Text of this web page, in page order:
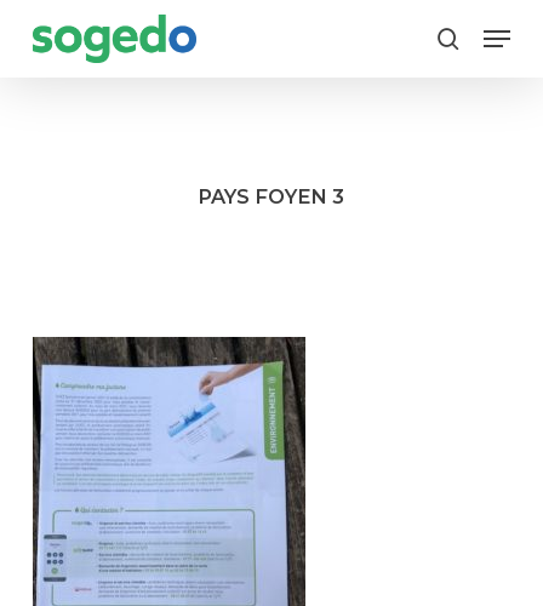
search
Menu
PAYS FOYEN 3